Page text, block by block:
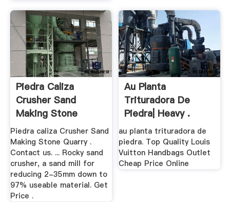
Piedra Caliza
Crusher Sand
Making Stone
Quarry - .
Piedra caliza Crusher Sand
Making Stone Quarry .
Contact us. ... Rocky sand
crusher, a sand mill for
reducing 2-35mm down to
97% useable material. Get
Price .
Au Planta
Trituradora De
Piedra| Heavy .
au planta trituradora de
piedra. Top Quality Louis
Vuitton Handbags Outlet
Cheap Price Online